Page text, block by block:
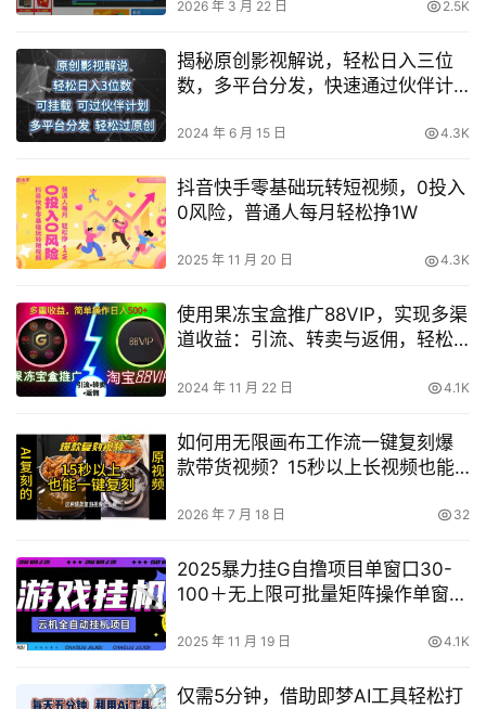
2026 年 3 月 22 日 2.5K
揭秘原创影视解说，轻松日入三位
数，多平台分发，快速通过伙伴计
2024 年 6 月 15 日 4.3K
抖音快手零基础玩转短视频，0投入
0风险，普通人每月轻松挣1W
2025 年 11 月 20 日 4.3K
使用果冻宝盒推广88VIP，实现多渠
道收益：引流、转卖与返佣，轻松
2024 年 11 月 22 日 4.1K
如何用无限画布工作流一键复刻爆
款带货视频？15秒以上长视频也能
2026 年 7 月 18 日 32
2025暴力挂G自撸项目单窗口30-
100＋无上限可批量矩阵操作单窗口
2025 年 11 月 19 日 4.1K
仅需5分钟，借助即梦AI工具轻松打